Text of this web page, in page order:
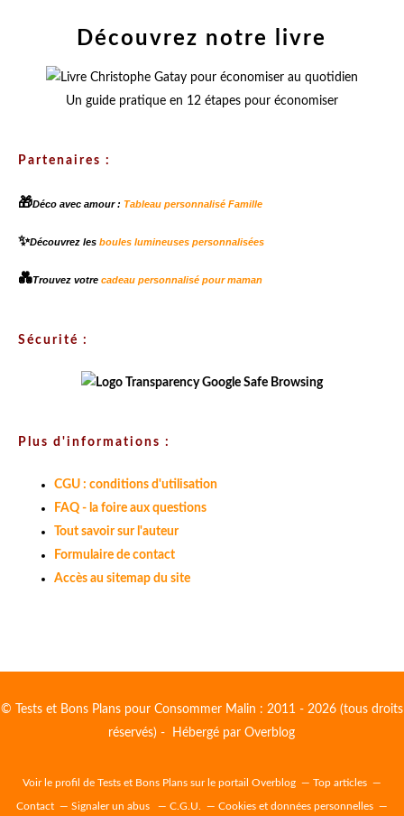
Découvrez notre livre
Un guide pratique en 12 étapes pour économiser
Partenaires :
🎁Déco avec amour : Tableau personnalisé Famille
✨Découvrez les boules lumineuses personnalisées
💑Trouvez votre cadeau personnalisé pour maman
Sécurité :
Plus d'informations :
CGU : conditions d'utilisation
FAQ - la foire aux questions
Tout savoir sur l'auteur
Formulaire de contact
Accès au sitemap du site
© Tests et Bons Plans pour Consommer Malin : 2011 - 2026 (tous droits
réservés) - Hébergé parOverblog
Voir le profil de Tests et Bons Plans sur le portail Overblog Top articles
Contact Signaler un abus C.G.U. Cookies et données personnelles